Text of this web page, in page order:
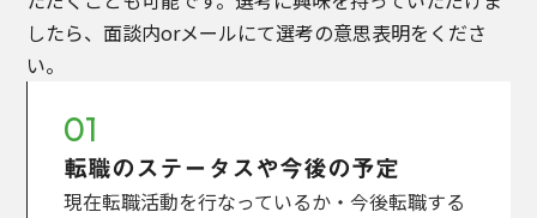
したら、面談内orメールにて選考の意思表明をくださ
い。
01
転職のステータスや今後の予定
現在転職活動を行なっているか・今後転職する